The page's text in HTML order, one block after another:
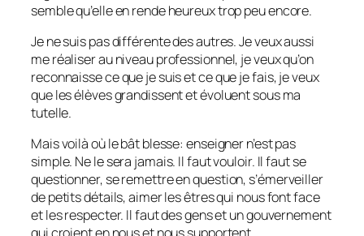
semble qu’elle en rende heureux trop peu encore.
Je ne suis pas différente des autres. Je veux aussi
me réaliser au niveau professionnel, je veux qu’on
reconnaisse ce que je suis et ce que je fais, je veux
que les élèves grandissent et évoluent sous ma
tutelle.
Mais voilà où le bât blesse: enseigner n’est pas
simple. Ne le sera jamais. Il faut vouloir. Il faut se
questionner, se remettre en question, s’émerveiller
de petits détails, aimer les êtres qui nous font face
et les respecter. Il faut des gens et un gouvernement